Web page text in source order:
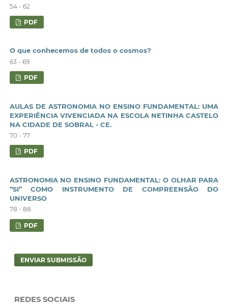
54 - 62
PDF
O que conhecemos de todos o cosmos?
63 - 69
PDF
AULAS DE ASTRONOMIA NO ENSINO FUNDAMENTAL: UMA
EXPERIÊNCIA VIVENCIADA NA ESCOLA NETINHA CASTELO
NA CIDADE DE SOBRAL - CE.
70 - 77
PDF
ASTRONOMIA NO ENSINO FUNDAMENTAL: O OLHAR PARA
“SI” COMO INSTRUMENTO DE COMPREENSÃO DO
UNIVERSO
78 - 88
PDF
ENVIAR SUBMISSÃO
REDES SOCIAIS